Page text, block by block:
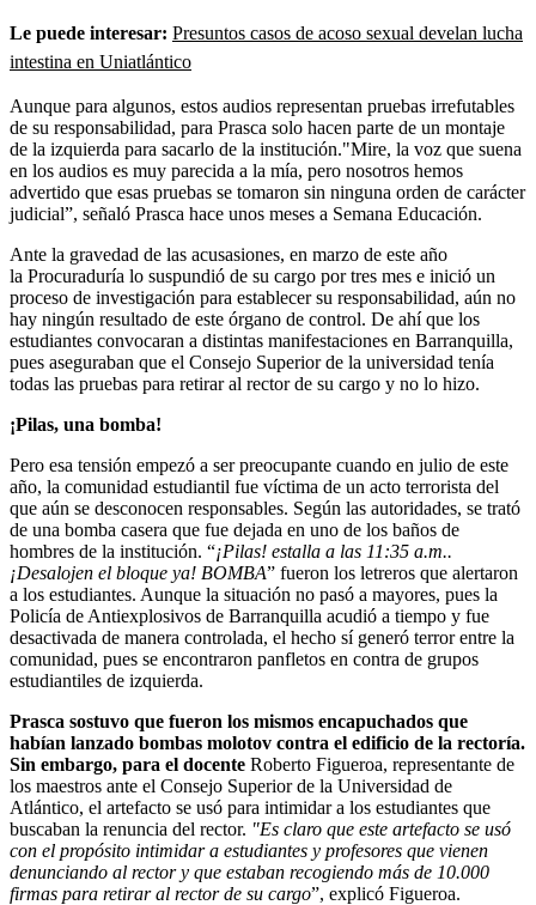
Le puede interesar: Presuntos casos de acoso sexual develan lucha
intestina en Uniatlántico
Aunque para algunos, estos audios representan pruebas irrefutables
de su responsabilidad, para Prasca solo hacen parte de un montaje
de la izquierda para sacarlo de la institución."Mire, la voz que suena
en los audios es muy parecida a la mía, pero nosotros hemos
advertido que esas pruebas se tomaron sin ninguna orden de carácter
judicial”, señaló Prasca hace unos meses a Semana Educación.
Ante la gravedad de las acusasiones, en marzo de este año
la Procuraduría lo suspundió de su cargo por tres mes e inició un
proceso de investigación para establecer su responsabilidad, aún no
hay ningún resultado de este órgano de control. De ahí que los
estudiantes convocaran a distintas manifestaciones en Barranquilla,
pues aseguraban que el Consejo Superior de la universidad tenía
todas las pruebas para retirar al rector de su cargo y no lo hizo.
¡Pilas, una bomba!
Pero esa tensión empezó a ser preocupante cuando en julio de este
año, la comunidad estudiantil fue víctima de un acto terrorista del
que aún se desconocen responsables. Según las autoridades, se trató
de una bomba casera que fue dejada en uno de los baños de
hombres de la institución. “¡Pilas! estalla a las 11:35 a.m..
¡Desalojen el bloque ya! BOMBA” fueron los letreros que alertaron
a los estudiantes. Aunque la situación no pasó a mayores, pues la
Policía de Antiexplosivos de Barranquilla acudió a tiempo y fue
desactivada de manera controlada, el hecho sí generó terror entre la
comunidad, pues se encontraron panfletos en contra de grupos
estudiantiles de izquierda.
Prasca sostuvo que fueron los mismos encapuchados que
habían lanzado bombas molotov contra el edificio de la rectoría.
Sin embargo, para el docente Roberto Figueroa, representante de
los maestros ante el Consejo Superior de la Universidad de
Atlántico, el artefacto se usó para intimidar a los estudiantes que
buscaban la renuncia del rector. "Es claro que este artefacto se usó
con el propósito intimidar a estudiantes y profesores que vienen
denunciando al rector y que estaban recogiendo más de 10.000
firmas para retirar al rector de su cargo”, explicó Figueroa.